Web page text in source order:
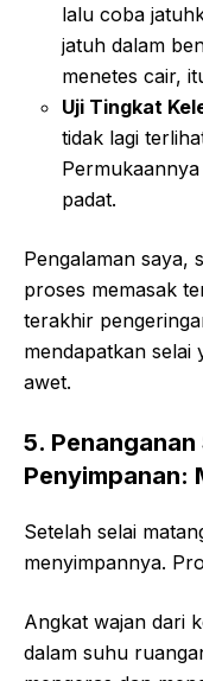
lalu coba
jatuh dalam
menetes cair,
Uji Tingkat
tidak lagi
padat.
Pengalaman saya,
proses memasak
terakhir
mendapatkan selai
awet.
5.
Penyimpanan:
Setelah selai
menyimpannya.
Angkat wajan dari
dalam suhu